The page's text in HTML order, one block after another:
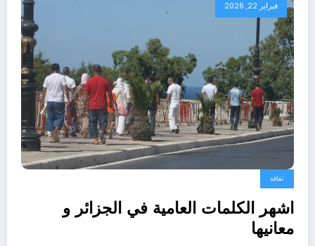
فبراير 22, 2026
ثقافة
اشهر الكلمات العامية في الجزائر و
معانيها